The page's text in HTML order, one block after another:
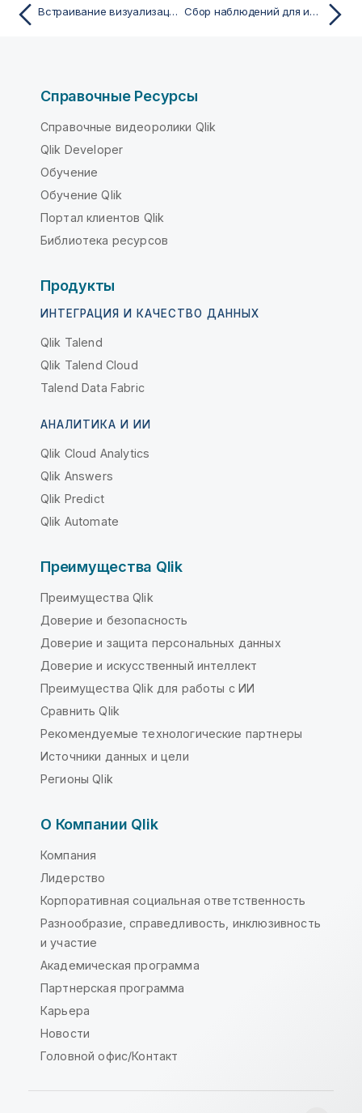
Встраивание визуализации или листа на веб-страницу Сбор наблюдений для историй с помощью снимков
Справочные Ресурсы
Справочные видеоролики Qlik
Qlik Developer
Обучение
Обучение Qlik
Портал клиентов Qlik
Библиотека ресурсов
Продукты
ИНТЕГРАЦИЯ И КАЧЕСТВО ДАННЫХ
Qlik Talend
Qlik Talend Cloud
Talend Data Fabric
АНАЛИТИКА И ИИ
Qlik Cloud Analytics
Qlik Answers
Qlik Predict
Qlik Automate
Преимущества Qlik
Преимущества Qlik
Доверие и безопасность
Доверие и защита персональных данных
Доверие и искусственный интеллект
Преимущества Qlik для работы с ИИ
Сравнить Qlik
Рекомендуемые технологические партнеры
Источники данных и цели
Регионы Qlik
О Компании Qlik
Компания
Лидерство
Корпоративная социальная ответственность
Разнообразие, справедливость, инклюзивность
и участие
Академическая программа
Партнерская программа
Карьера
Новости
Головной офис/Контакт